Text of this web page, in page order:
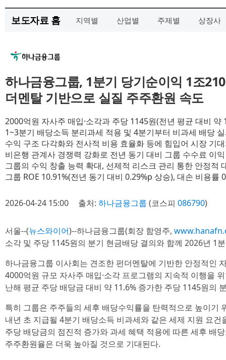
보도자료 홈 지역별 산업별 주제별 상장사
하나금융그룹, 1분기 당기순이익 1조
더멘탈 기반으로 실질 주주환원 속도
2000억원 자사주 매입·소각과 주당 1145원(전년 평균 대비 약
1~3분기 배당소득 분리과세 적용 및 4분기부터 비과세 배당
수익 구조 다각화와 전사적 비용 효율화 등에 힘입어 시장 기
비은행 관계사 경쟁력 강화로 전년 동기 대비 그룹 수수료 이
그룹의 수익 창출 능력 확대, 선제적 리스크 관리 통한 안정적
그룹 ROE 10.91%(전년 동기 대비 0.29%p 상승), 대손 비용률
2026-04-24 15:00 출처: 하나금융그룹 (코스피 086790)
서울--(뉴스와이어)--하나금융그룹(회장 함영주,
소각 및 주당 1145원의 분기 현금배당 결의와 함께 2026년 1
하나금융그룹 이사회는 견조한 펀더멘탈에 기반한 안정적인
4000억원 규모 자사주 매입·소각 프로그램의 지속적 이행을
난해 평균 주당 배당금 대비 약 11.6% 증가한 주당 1145원의
특히 그룹은 주주들의 세후 배당수익률을 탄력적으로 높이
내년 초 지급될 4분기 배당소득 비과세와 같은 세제 지원 요건
주당 배당금의 점진적 증가와 과세 혜택 적용에 따른 세후 배
주주환원율은 더욱 높아질 것으로 기대된다.